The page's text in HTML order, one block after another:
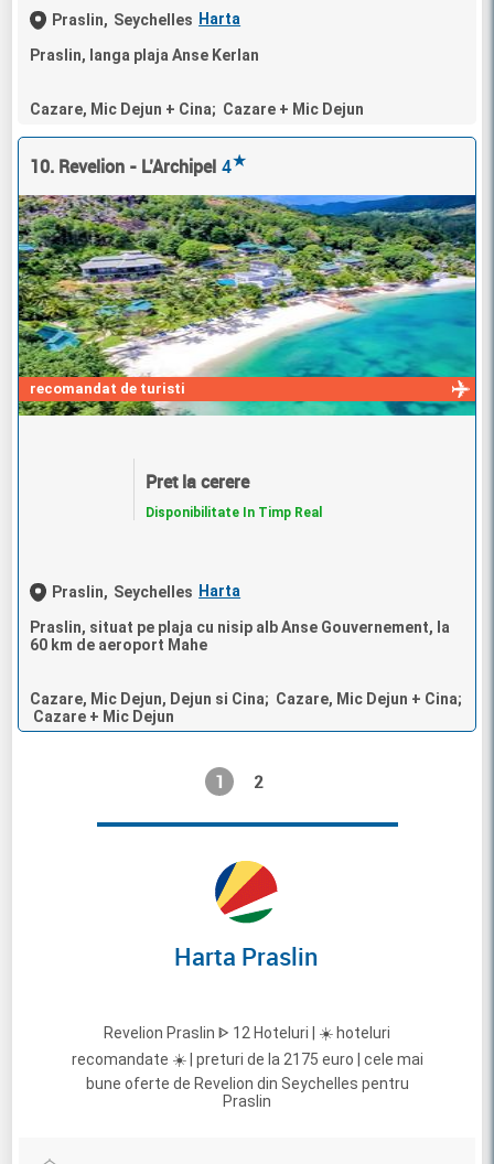
Praslin, Seychelles Harta
Praslin, langa plaja Anse Kerlan
Cazare, Mic Dejun + Cina; Cazare + Mic Dejun
10. Revelion - L’Archipel 4★
recomandat de turisti
Pret la cerere
Disponibilitate In Timp Real
Praslin, Seychelles Harta
Praslin, situat pe plaja cu nisip alb Anse Gouvernement, la
60 km de aeroport Mahe
Cazare, Mic Dejun, Dejun si Cina; Cazare, Mic Dejun + Cina;
Cazare + Mic Dejun
1 2
Harta Praslin
Revelion Praslin ᐈ 12 Hoteluri | ☀️ hoteluri
recomandate ☀️ | preturi de la 2175 euro | cele mai
bune oferte de Revelion din Seychelles pentru
Praslin